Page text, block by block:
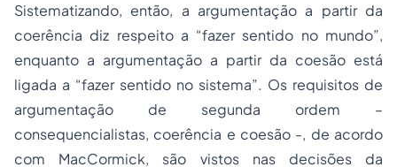
Sistematizando, então, a argumentação a partir da
coerência diz respeito a “fazer sentido no mundo”,
enquanto a argumentação a partir da coesão está
ligada a “fazer sentido no sistema”. Os requisitos de
argumentação de segunda ordem –
consequencialistas, coerência e coesão -, de acordo
com MacCormick, são vistos nas decisões da